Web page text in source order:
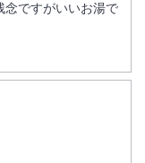
念ですがいいお湯で